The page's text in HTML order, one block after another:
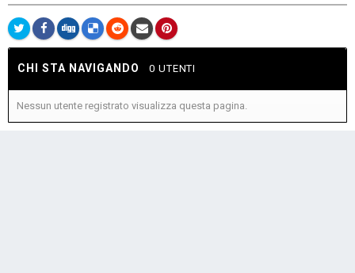
CHI STA NAVIGANDO 0 UTENTI
Nessun utente registrato visualizza questa pagina.